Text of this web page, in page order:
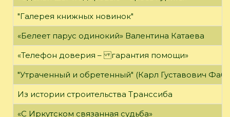
"Галерея книжных новинок"
«Белеет парус одинокий» Валентина Катаева
«Телефон доверия – гарантия помощи»
"Утраченный и обретенный" (Карл Густавович
Из истории строительства Транссиба
«С Иркутском связанная судьба»